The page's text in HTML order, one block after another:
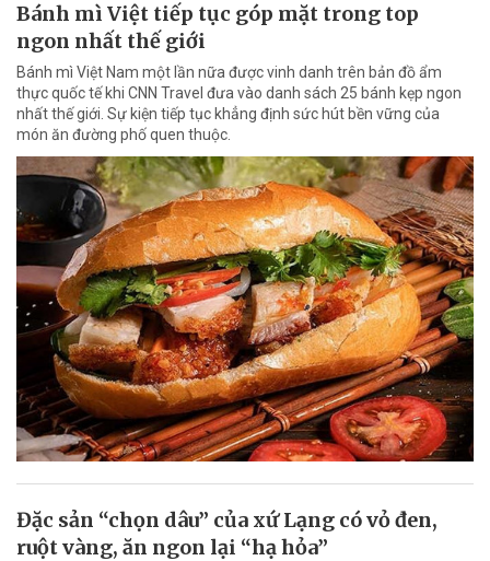
Bánh mì Việt tiếp tục góp mặt trong top
ngon nhất thế giới
Bánh mì Việt Nam một lần nữa được vinh danh trên bản đồ ẩm
thực quốc tế khi CNN Travel đưa vào danh sách 25 bánh kẹp ngon
nhất thế giới. Sự kiện tiếp tục khẳng định sức hút bền vững của
món ăn đường phố quen thuộc.
Đặc sản “chọn dâu” của xứ Lạng có vỏ đen,
ruột vàng, ăn ngon lại “hạ hỏa”